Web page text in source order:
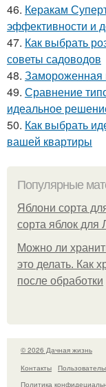
46. Керакам
эффективности и
47. Как выбрать
советы садоводов
48. Замороженная
49. Сравнение
идеальное
50. Как выбрать
вашей квартиры
Популярные
Яблони сорта
сорта яблок для
Можно ли
это делать. Как
после обработки
© 2026 Дачная жизнь
Контакты
Политика